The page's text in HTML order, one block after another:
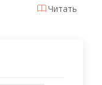
Читать